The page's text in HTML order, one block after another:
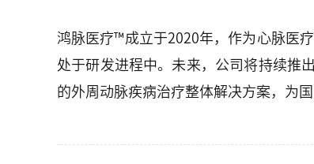
鸿脉医疗™成立于2020年，作为心脉医
处于研发进程中。未来，公司将持续推
的外周动脉疾病治疗整体解决方案，为